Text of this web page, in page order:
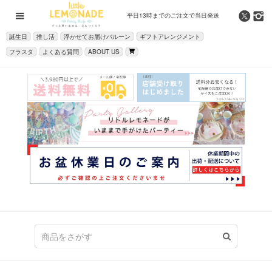
平日13時までのご注文で当日発送
誕生日 推し活 浮かせてお届けバルーン
ギフトアレンジメント
フラスタ
よくある質問 ABOUT US